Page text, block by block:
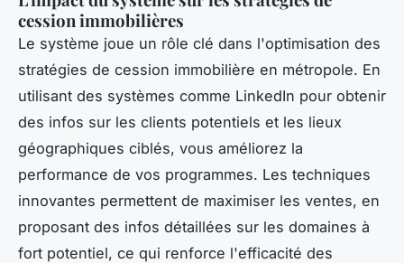
cession immobilières
Le système joue un rôle clé dans l'optimisation des
stratégies de cession immobilière en métropole. En
utilisant des systèmes comme LinkedIn pour obtenir
des infos sur les clients potentiels et les lieux
géographiques ciblés, vous améliorez la
performance de vos programmes. Les techniques
innovantes permettent de maximiser les ventes, en
proposant des infos détaillées sur les domaines à
fort potentiel, ce qui renforce l'efficacité des